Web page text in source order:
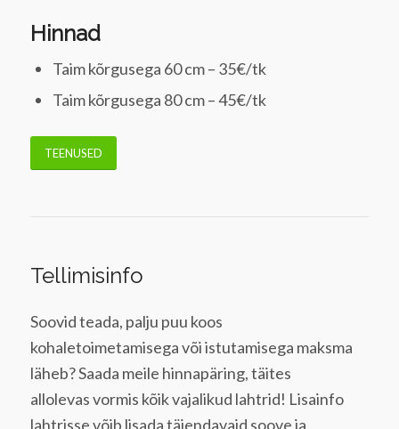
Hinnad
Taim kõrgusega 60 cm – 35€/tk
Taim kõrgusega 80 cm – 45€/tk
TEENUSED
Tellimisinfo
Soovid teada, palju puu koos
kohaletoimetamisega või istutamisega maksma
läheb? Saada meile hinnapäring, täites
allolevas vormis kõik vajalikud lahtrid! Lisainfo
lahtrisse võib lisada täiendavaid soove ja